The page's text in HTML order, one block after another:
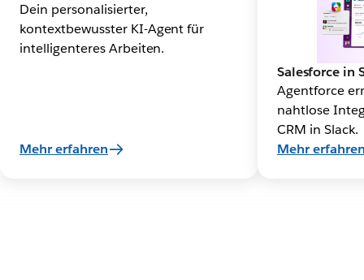
Dein personalisierter,
kontextbewusster KI-Agent für
intelligenteres Arbeiten.
Mehr erfahren
Salesforce in
Agentforce
nahtlose
CRM in Slack.
Mehr